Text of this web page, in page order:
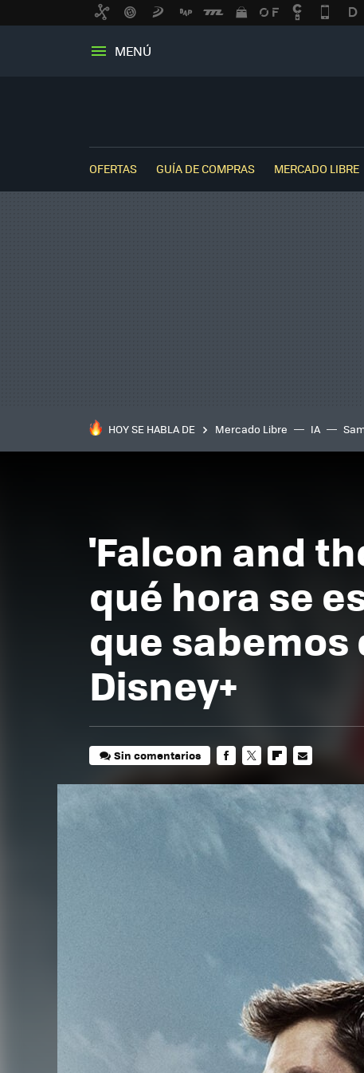
MENÚ
OFERTAS GUÍA DE COMPRAS MERCADO LIBRE
HOY SE HABLA DE Mercado Libre IA
'Falcon and
qué hora se
que sabemos
Disney+
Sin comentarios